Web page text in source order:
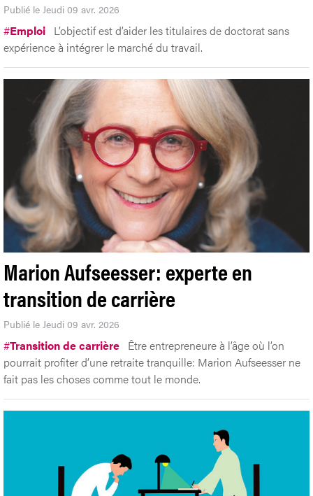
Publié le Jeudi 09 avr. 2026
#Emploi L’objectif est d’aider les titulaires de doctorat sans
expérience à intégrer le marché du travail.
Marion Aufseesser: experte en
transition de carrière
Publié le Jeudi 09 avr. 2026
#Transition de carrière Être entrepreneure à l’âge où l’on
pourrait profiter d’une retraite tranquille: Marion Aufseesser ne
fait pas les choses comme tout le monde.